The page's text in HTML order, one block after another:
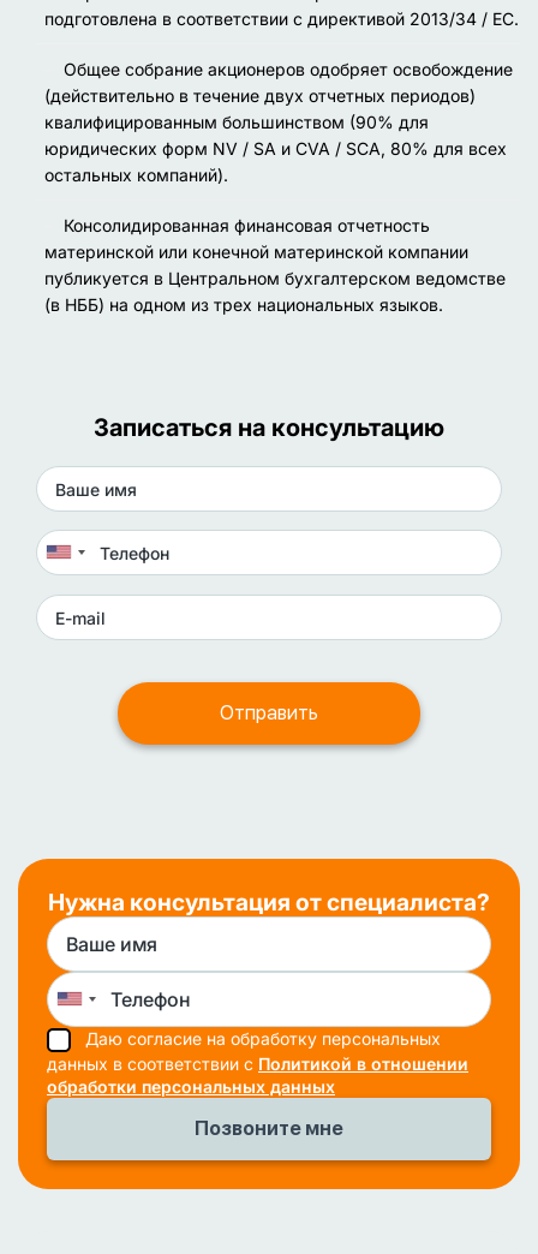
подготовлена ​​в соответствии с директивой 2013/34 / ЕС.
Общее собрание акционеров одобряет освобождение
(действительно в течение двух отчетных периодов)
квалифицированным большинством (90% для
юридических форм NV / SA и CVA / SCA, 80% для всех
остальных компаний).
Консолидированная финансовая отчетность
материнской или конечной материнской компании
публикуется в Центральном бухгалтерском ведомстве
(в НББ) на одном из трех национальных языков.
Записаться на консультацию
Нужна консультация от специалиста?
Даю согласие на обработку персональных
данных в соответствии с Политикой в отношении
обработки персональных данных